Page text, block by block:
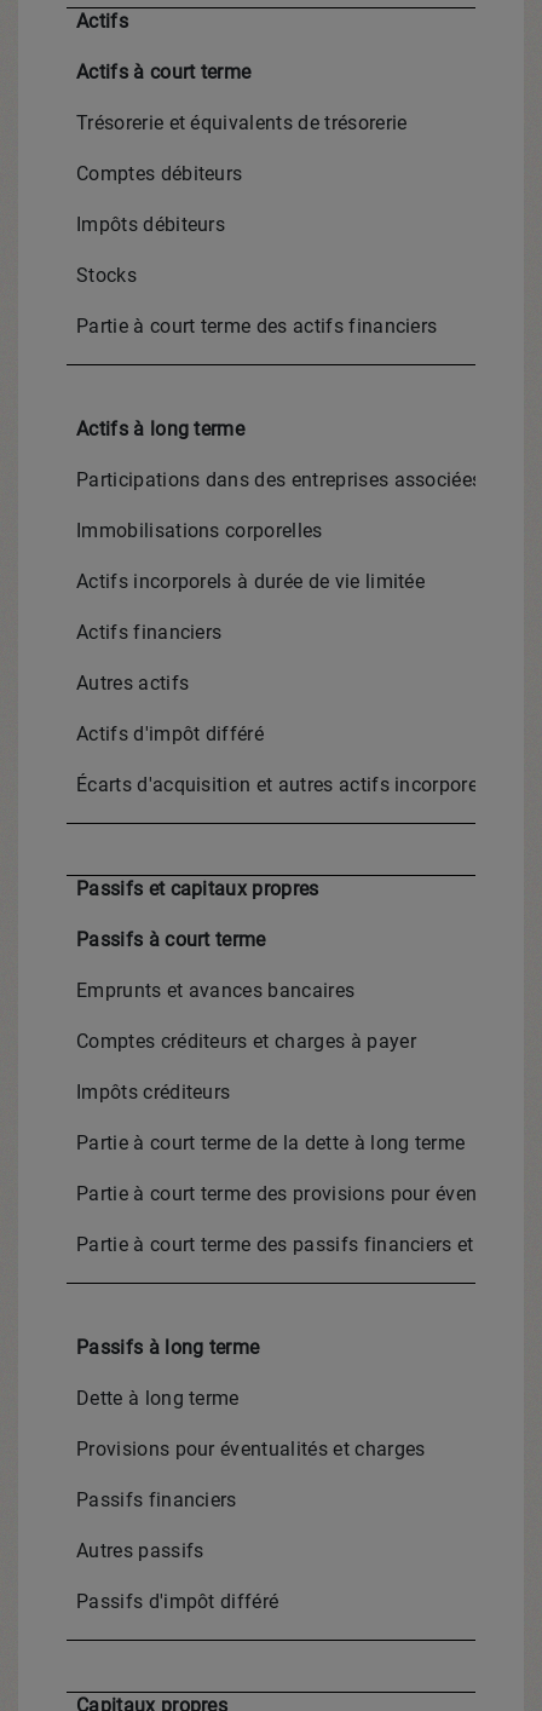
Actifs
Actifs à court terme
Trésorerie et équivalents de trésorerie
Comptes débiteurs
Impôts débiteurs
Stocks
Partie à court terme des actifs financiers
Actifs à long terme
Participations dans des entreprises associées et
Immobilisations corporelles
Actifs incorporels à durée de vie limitée
Actifs financiers
Autres actifs
Actifs d'impôt différé
Écarts d'acquisition et autres actifs incorporels à
Passifs et capitaux propres
Passifs à court terme
Emprunts et avances bancaires
Comptes créditeurs et charges à payer
Impôts créditeurs
Partie à court terme de la dette à long terme
Partie à court terme des provisions pour
Partie à court terme des passifs financiers et
Passifs à long terme
Dette à long terme
Provisions pour éventualités et charges
Passifs financiers
Autres passifs
Passifs d'impôt différé
Capitaux propres